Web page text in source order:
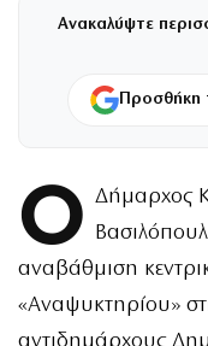
Ανακαλύψτε
Προσθήκη
Ο Δήμαρχος
αναβάθμιση
«Αναψυκτηρίου»